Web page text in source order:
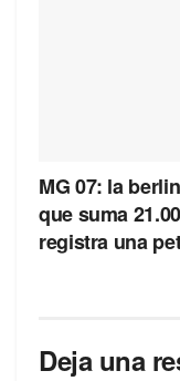
MG 07: la
que suma
registra una
Deja una